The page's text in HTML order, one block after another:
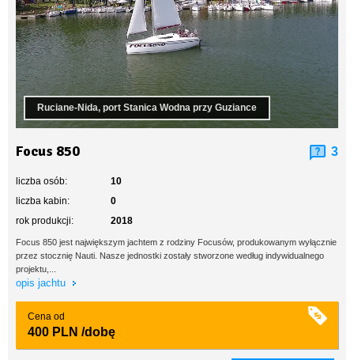
Ruciane-Nida, port Stanica Wodna przy Guziance
Focus 850 3
liczba osób:
10
liczba kabin:
0
rok produkcji:
2018
Focus 850 jest największym jachtem z rodziny Focusów, produkowanym wyłącznie
przez stocznię Nauti. Nasze jednostki zostały stworzone według indywidualnego
projektu,...
opis jachtu
Cena od
400 PLN /dobę